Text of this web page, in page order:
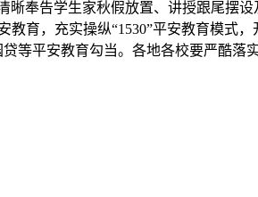
奉告学生家秋假放置、讲授跟尾摆
育，充实操纵“1530”平安教育模式
等平安教育勾当。各地各校要严酷落